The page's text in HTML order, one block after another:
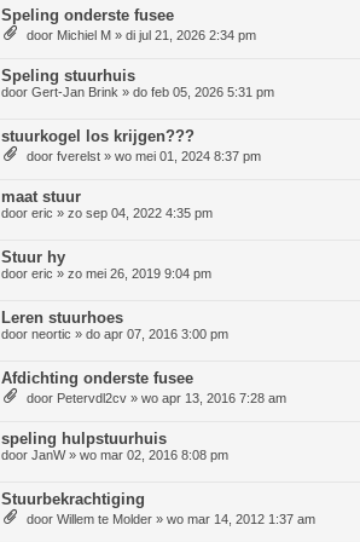
Speling onderste fusee
door Michiel M » di jul 21, 2026 2:34 pm
Speling stuurhuis
door Gert-Jan Brink » do feb 05, 2026 5:31 pm
stuurkogel los krijgen???
door fverelst » wo mei 01, 2024 8:37 pm
maat stuur
door eric » zo sep 04, 2022 4:35 pm
Stuur hy
door eric » zo mei 26, 2019 9:04 pm
Leren stuurhoes
door neortic » do apr 07, 2016 3:00 pm
Afdichting onderste fusee
door Petervdl2cv » wo apr 13, 2016 7:28 am
speling hulpstuurhuis
door JanW» wo mar 02, 2016 8:08 pm
Stuurbekrachtiging
door Willem te Molder » wo mar 14, 2012 1:37 am